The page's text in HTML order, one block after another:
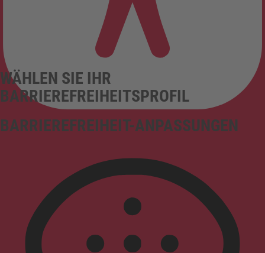
BARRIEREFREIHEIT-ANPASSUNGEN
WÄHLEN SIE IHR
BARRIEREFREIHEITSPROFIL